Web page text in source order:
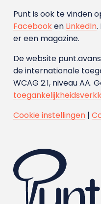
Punt is ook te vinden
Facebooken LinkedIn.
er een magazine.
De website
de internationale
WCAG 2.1, niveau AA.
Cookie instellingen|